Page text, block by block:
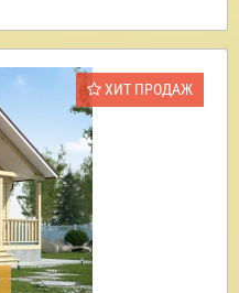
ХИТ ПРОДАЖ